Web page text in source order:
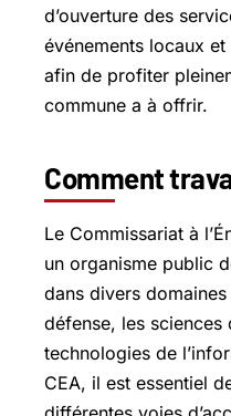
d’ouverture des
événements locaux
afin de profiter
commune a à offrir.
Comment
Le Commissariat à
un organisme public
dans divers domaines
défense, les sciences
technologies de
CEA, il est essentiel